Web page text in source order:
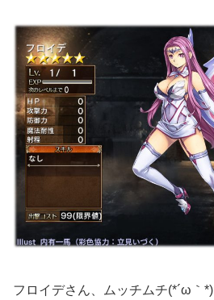
フロイデさん、ムッチムチ(*´ω｀*)